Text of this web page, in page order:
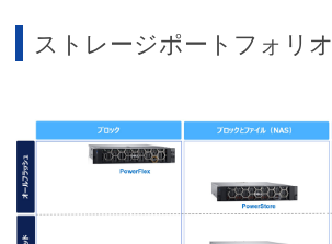
ストレージポートフォリオ